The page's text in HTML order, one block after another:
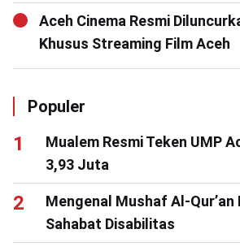
Aceh Cinema Resmi
Khusus Streaming Film Aceh
Populer
Mualem Resmi Teken UMP
3,93 Juta
Mengenal Mushaf Al-
Sahabat Disabilitas